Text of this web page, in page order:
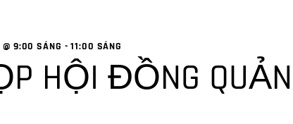
9:00 SÁNG -11:00 SÁNG
HỘI ĐỒNG